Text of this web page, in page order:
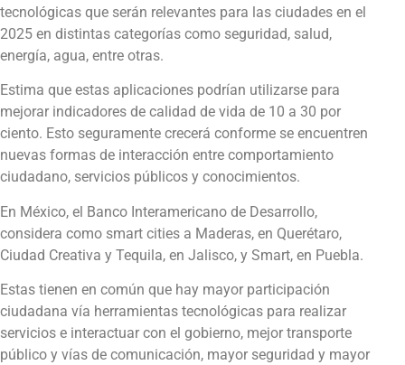
tecnológicas que serán relevantes para las ciudades en el
2025 en distintas categorías como seguridad, salud,
energía, agua, entre otras.
Estima que estas aplicaciones podrían utilizarse para
mejorar indicadores de calidad de vida de 10 a 30 por
ciento. Esto seguramente crecerá conforme se encuentren
nuevas formas de interacción entre comportamiento
ciudadano, servicios públicos y conocimientos.
En México, el Banco Interamericano de Desarrollo,
considera como smart cities a Maderas, en Querétaro,
Ciudad Creativa y Tequila, en Jalisco, y Smart, en Puebla.
Estas tienen en común que hay mayor participación
ciudadana vía herramientas tecnológicas para realizar
servicios e interactuar con el gobierno, mejor transporte
público y vías de comunicación, mayor seguridad y mayor